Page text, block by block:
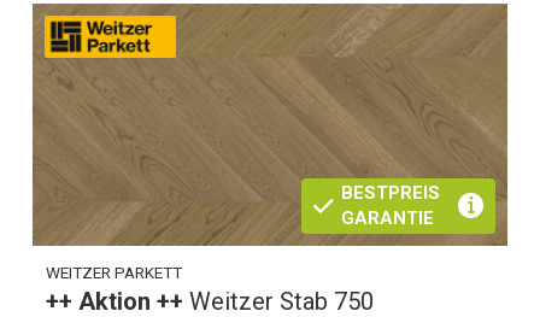
BESTPREIS
GARANTIE
WEITZER PARKETT
++ Aktion ++Weitzer Stab 750